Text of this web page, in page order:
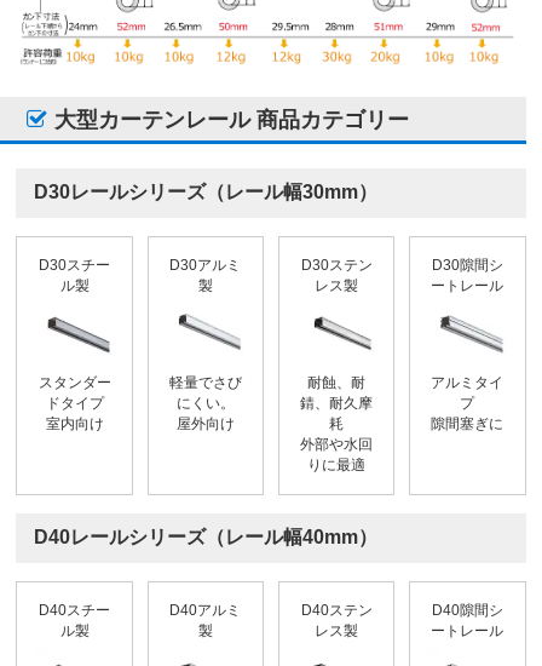
大型カーテンレール 商品カテゴリー
D30レールシリーズ（レール幅30mm）
D30スチー
ル製
スタンダー
ドタイプ
室内向け
D30アルミ
製
軽量でさび
にくい。
屋外向け
D30ステン
レス製
耐蝕、耐
錆、耐久摩
耗
外部や水回
りに最適
D30隙間シ
ートレール
アルミタイ
プ
隙間塞ぎに
D40レールシリーズ（レール幅40mm）
D40スチー
ル製
D40アルミ
製
D40ステン
レス製
D40隙間シ
ートレール